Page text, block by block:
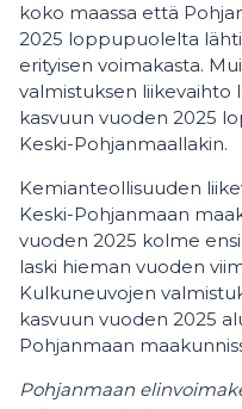
koko maassa että
2025 loppupuolelta
erityisen voimakasta.
valmistuksen liikevaihto
kasvuun vuoden 2025
Keski-Pohjanmaallakin.
Kemianteollisuuden
Keski-Pohjanmaan
vuoden 2025 kolme
laski hieman vuoden
Kulkuneuvojen
kasvuun vuoden 2025
Pohjanmaan
Pohjanmaan